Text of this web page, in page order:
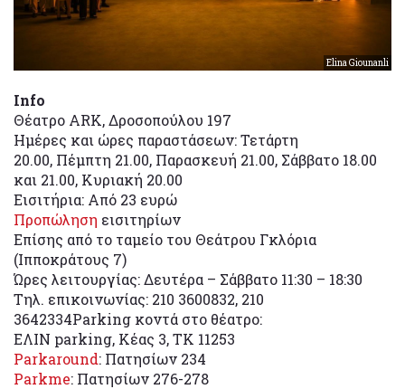
Elina Giounanli
Info
Θέατρο ARK, Δροσοπούλου 197
Ημέρες και ώρες παραστάσεων: Τετάρτη
20.00, Πέμπτη 21.00, Παρασκευή 21.00, Σάββατο 18.00
και 21.00, Κυριακή 20.00
Εισιτήρια: Από 23 ευρώ
Προπώληση εισιτηρίων
Επίσης από το ταμείο του Θεάτρου Γκλόρια
(Ιπποκράτους 7)
Ώρες λειτουργίας: Δευτέρα – Σάββατο 11:30 – 18:30
Τηλ. επικοινωνίας: 210 3600832, 210
3642334Parking κοντά στο θέατρο:
ΕΛΙΝ parking, Κέας 3, ΤΚ 11253
Parkaround: Πατησίων 234
Parkme: Πατησίων 276-278